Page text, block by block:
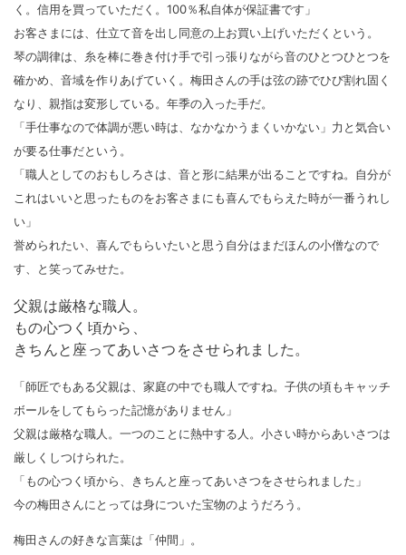
く。信用を買っていただく。100％私自体が保証書です」
お客さまには、仕立て音を出し同意の上お買い上げいただくという。
琴の調律は、糸を棒に巻き付け手で引っ張りながら音のひとつひとつを
確かめ、音域を作りあげていく。梅田さんの手は弦の跡でひび割れ固く
なり、親指は変形している。年季の入った手だ。
「手仕事なので体調が悪い時は、なかなかうまくいかない」力と気合い
が要る仕事だという。
「職人としてのおもしろさは、音と形に結果が出ることですね。自分が
これはいいと思ったものをお客さまにも喜んでもらえた時が一番うれし
い」
誉められたい、喜んでもらいたいと思う自分はまだほんの小僧なので
す、と笑ってみせた。
父親は厳格な職人。
もの心つく頃から、
きちんと座ってあいさつをさせられました。
「師匠でもある父親は、家庭の中でも職人ですね。子供の頃もキャッチ
ボールをしてもらった記憶がありません」
父親は厳格な職人。一つのことに熱中する人。小さい時からあいさつは
厳しくしつけられた。
「もの心つく頃から、きちんと座ってあいさつをさせられました」
今の梅田さんにとっては身についた宝物のようだろう。
梅田さんの好きな言葉は「仲間」。